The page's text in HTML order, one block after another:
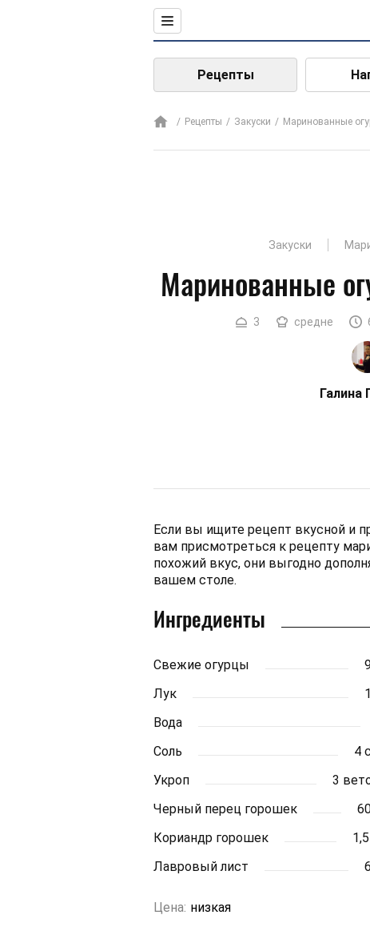
Рецепты
Рецепты Закуски Маринованные
Закуски
Маринованные
3 средне
Галина
Если вы ищите рецепт вкусной и
вам присмотреться к рецепту
похожий вкус, они выгодно
вашем столе.
Ингредиенты
Свежие огурцы
Лук
Вода
Соль
4
Укроп
3
Черный перец горошек
Кориандр горошек
Лавровый лист
Цена: низкая